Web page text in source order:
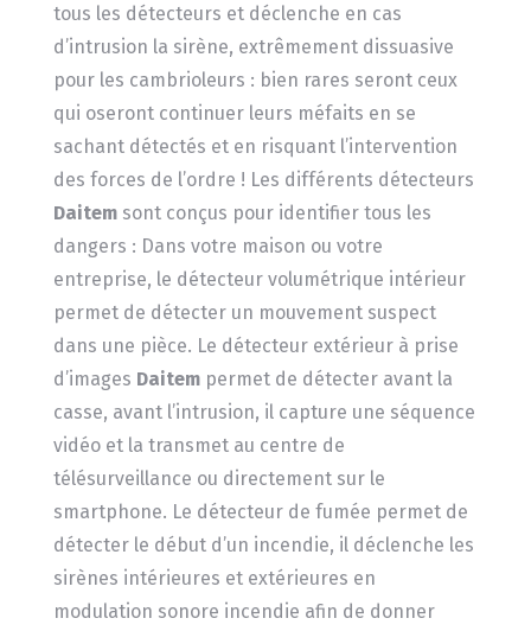
tous les détecteurs et déclenche en cas
d’intrusion la sirène, extrêmement dissuasive
pour les cambrioleurs : bien rares seront ceux
qui oseront continuer leurs méfaits en se
sachant détectés et en risquant l’intervention
des forces de l’ordre ! Les différents détecteurs
Daitemsont conçus pour identifier tous les
dangers : Dans votre maison ou votre
entreprise, le détecteur volumétrique intérieur
permet de détecter un mouvement suspect
dans une pièce. Le détecteur extérieur à prise
d’images Daitempermet de détecter avant la
casse, avant l’intrusion, il capture une séquence
vidéo et la transmet au centre de
télésurveillance ou directement sur le
smartphone. Le détecteur de fumée permet de
détecter le début d’un incendie, il déclenche les
sirènes intérieures et extérieures en
modulation sonore incendie afin de donner